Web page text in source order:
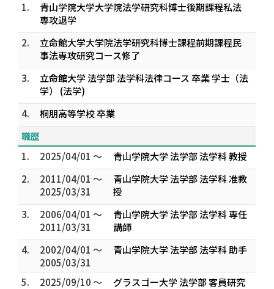
1.
青山学院大学大学院法学研究科博士後期課程私法
専攻退学
2.
立命館大学大学院法学研究科博士課程前期課程民
事法専攻研究コース修了
3.
立命館大学 法学部 法学科法律コース 卒業 学士（法
学） (法学)
4.
桐朋高等学校 卒業
職歴
1.
2025/04/01 ～
青山学院大学 法学部 法学科 教授
2.
2011/04/01 ～
2025/03/31
青山学院大学 法学部 法学科 准教
授
3.
2006/04/01 ～
2011/03/31
青山学院大学 法学部 法学科 専任
講師
4.
2002/04/01 ～
2005/03/31
青山学院大学 法学部 法学科 助手
5.
2025/09/10 ～
グラスゴー大学 法学部 客員研究